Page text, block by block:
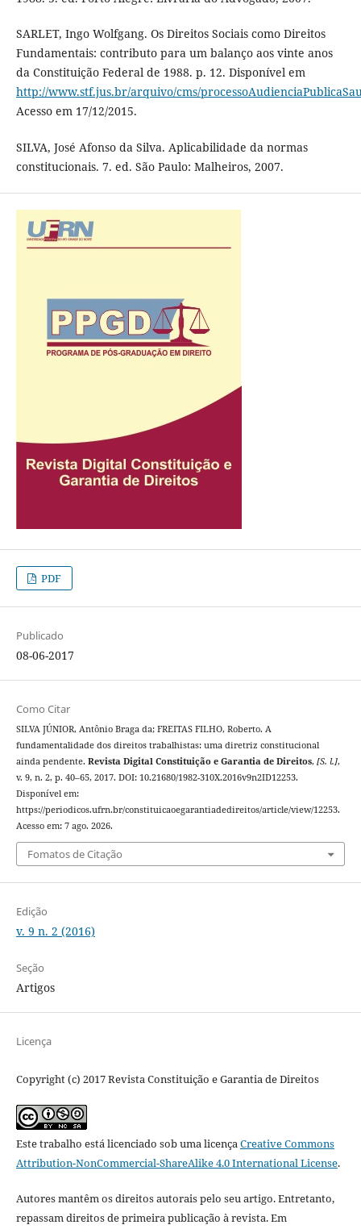
SARLET, Ingo Wolfgang. Os Direitos Sociais como Direitos
Fundamentais: contributo para um balanço aos vinte anos
da Constituição Federal de 1988. p. 12. Disponível em
http://www.stf.jus.br/arquivo/cms/
Acesso em 17/12/2015.
SILVA, José Afonso da Silva. Aplicabilidade da normas
constitucionais. 7. ed. São Paulo: Malheiros, 2007.
PDF
Publicado
08-06-2017
Como Citar
SILVA JÚNIOR, Antônio Braga da; FREITAS FILHO, Roberto. A
fundamentalidade dos direitos trabalhistas: uma diretriz constitucional
ainda pendente. Revista Digital Constituição e Garantia de Direitos, [S. l.],
v. 9, n. 2, p. 40–65, 2017. DOI: 10.21680/1982-310X.2016v9n2ID12253.
Disponível em:
https://periodicos.ufrn.br/constituicaoegarantiadedireitos/article/view/12253.
Acesso em: 7 ago. 2026.
Fomatos de Citação
Edição
v. 9 n. 2 (2016)
Seção
Artigos
Licença
Copyright (c) 2017 Revista Constituição e Garantia de Direitos
Este trabalho está licenciado sob uma licençaCreative Commons
Attribution-NonCommercial-ShareAlike 4.0 International License.
Autores mantêm os direitos autorais pelo seu artigo. Entretanto,
repassam direitos de primeira publicação à revista. Em